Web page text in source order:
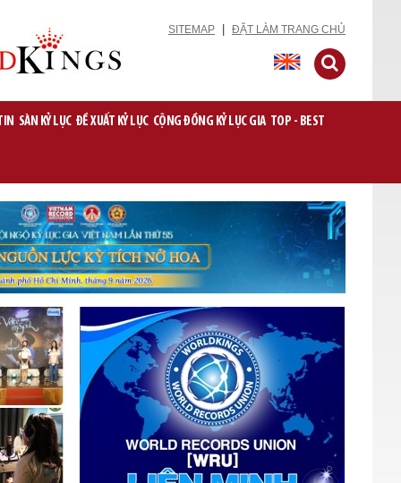
SITEMAP ĐẶT LÀM TRANG CHỦ
SÀN KỶ LỤC ĐỀ XUẤT KỶ LỤC CỘNG ĐỒNG KỶ LỤC GIA TOP - BEST
Thành phố Cần Thơ đồng hành
cùng VietKings thực hiện hành trình
30-03-2026
Tổ chức Kỷ lục Việt Nam chính
thức tái khởi động Hành trình tìm
kiếm và xác lập các Kỷ lục địa
phương
05-03-2026
VietKings ký kết hợp tác chiến
lược với 02 đối tác về tích hợp
công nghệ AI và Blockchain vào
lĩnh vực xác lập Kỷ lục
10-08-2025
VietKings mở rộng Hành trình tìm
kiếm và quảng bá các giá trị Kỷ lục
Ẩm thực & Đặc sản Việt Nam: Trao
tặng danh hiệu Bếp Vàng
15-04-2025